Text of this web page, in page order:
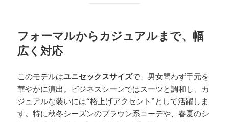
フォーマルからカジュアルまで、幅
広く対応
このモデルはユニセックスサイズで、男女問わず手元を
華やかに演出。ビジネスシーンではスーツと調和し、カ
ジュアルな装いには“格上げアクセント”として活躍しま
す。特に秋冬シーズンのブラウン系コーデや、春夏のシ